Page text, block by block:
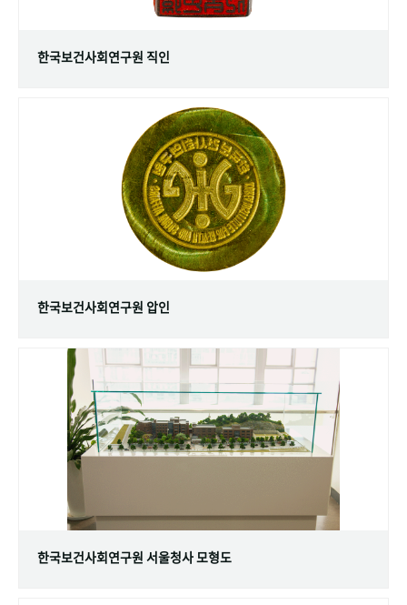
한국보건사회연구원 직인
한국보건사회연구원 압인
한국보건사회연구원 서울청사 모형도